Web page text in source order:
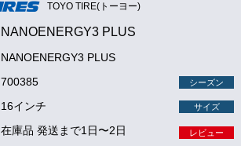
TOYO TIRE(トーヨー)
NANOENERGY3 PLUS
NANOENERGY3 PLUS
700385 シーズン
16インチ サイズ
在庫品 発送まで1日〜2日 レビュー